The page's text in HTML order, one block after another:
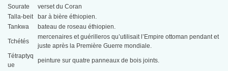
Sourate
verset du Coran
Talla-beit
bar à bière éthiopien.
Tankwa
bateau de roseau éthiopien.
Tchétés
mercenaires et guérilleros qu’utilisait l’Empire ottoman pendant et
juste après la Première Guerre mondiale.
Tétraptyq
ue
peinture sur quatre panneaux de bois joints.